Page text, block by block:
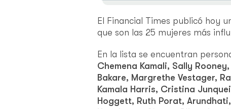
El Financial Times publicó hoy
que son las 25 mujeres más
En la lista se encuentran
Chemena Kamali, Sally
Bakare, Margrethe Vestager,
Kamala Harris, Cristina
Hoggett, Ruth Porat,